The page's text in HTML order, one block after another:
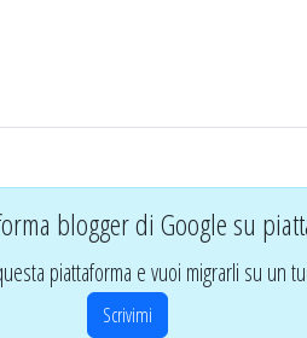
blogger di Google su
piattaforma e vuoi migrarli su un
Scrivimi